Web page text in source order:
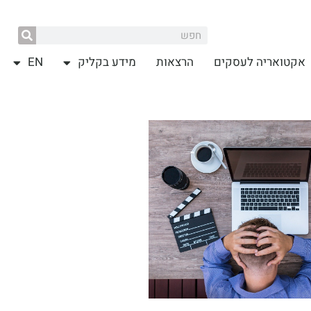
אקטואריה לעסקים הרצאות מידע בקליק EN